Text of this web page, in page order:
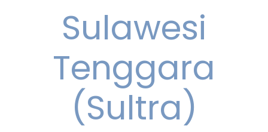
Sulawesi
Tenggara
(Sultra)